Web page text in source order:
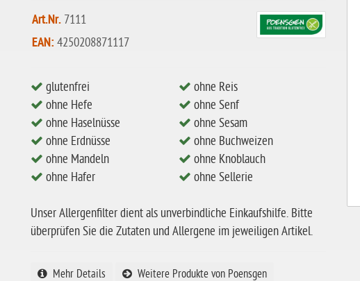
Art.Nr. 7111
EAN: 4250208871117
glutenfrei
ohne Hefe
ohne Haselnüsse
ohne Erdnüsse
ohne Mandeln
ohne Hafer
ohne Reis
ohne Senf
ohne Sesam
ohne Buchweizen
ohne Knoblauch
ohne Sellerie
Unser Allergenfilter dient als unverbindliche Einkaufshilfe. Bitte
überprüfen Sie die Zutaten und Allergene im jeweiligen Artikel.
Mehr Details Weitere Produkte von Poensgen